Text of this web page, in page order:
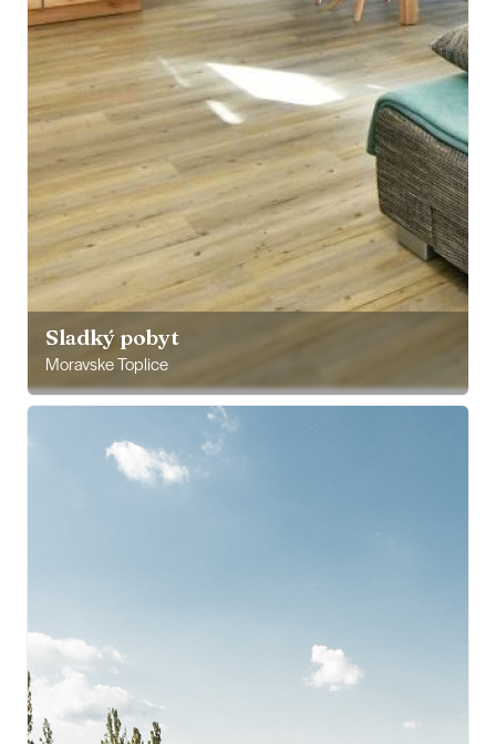
Sladký pobyt
Moravske Toplice